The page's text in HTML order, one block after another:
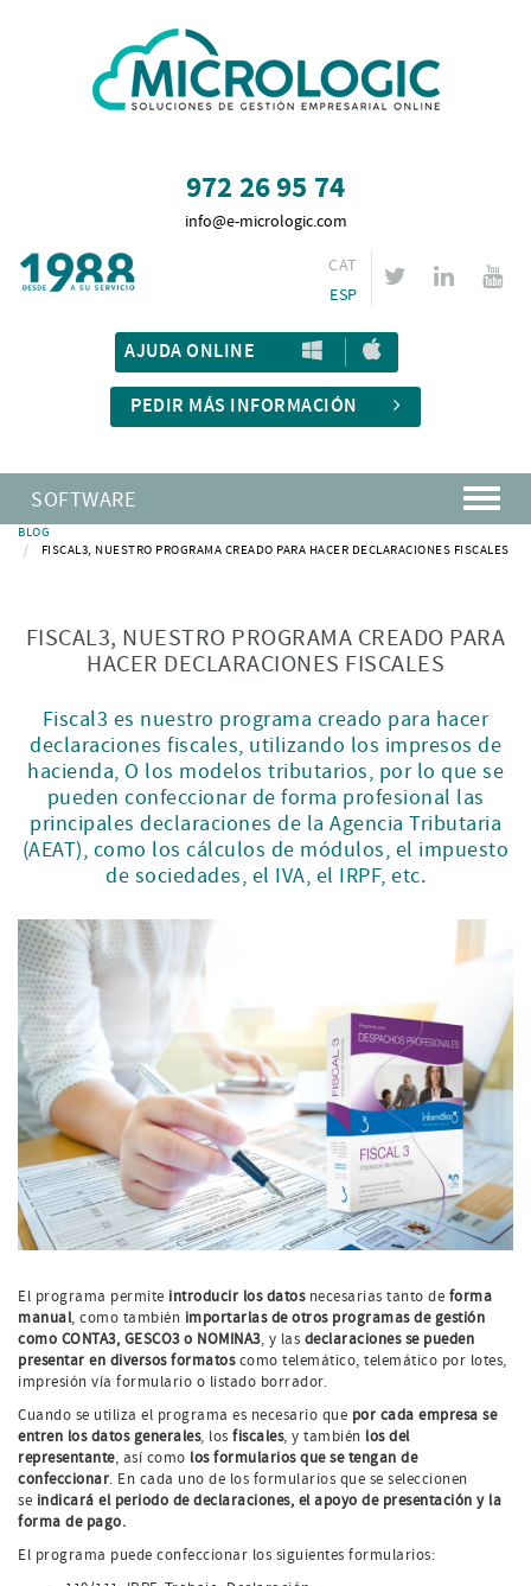
972 26 95 74
info@e-micrologic.com
CAT
ESP
AJUDA ONLINE
PEDIR MÁS INFORMACIÓN
SOFTWARE
BLOG
FISCAL3, NUESTRO PROGRAMA CREADO PARA HACER DECLARACIONES FISCALES
FISCAL3, NUESTRO PROGRAMA CREADO PARA
HACER DECLARACIONES FISCALES
Fiscal3 es nuestro programa creado para hacer
declaraciones fiscales, utilizando los impresos de
hacienda, O los modelos tributarios, por lo que se
pueden confeccionar de forma profesional las
principales declaraciones de la Agencia Tributaria
(AEAT), como los cálculos de módulos, el impuesto
de sociedades, el IVA, el IRPF, etc.
El programa permite introducir los datosnecesarias tanto de forma
manual, como también importarlas de otros programas de gestión
como CONTA3, GESCO3 o NOMINA3, y las declaraciones se pueden
presentar en diversos formatoscomo telemático, telemático por lotes,
impresión vía formulario o listado borrador.
Cuando se utiliza el programa es necesario que por cada empresa se
entren los datos generales, los fiscales, y también los del
representante, así como los formularios que se tengan de
confeccionar. En cada uno de los formularios que se seleccionen
se indicará el periodo de declaraciones, el apoyo de presentación y la
forma de pago.
El programa puede confeccionar los siguientes formularios: